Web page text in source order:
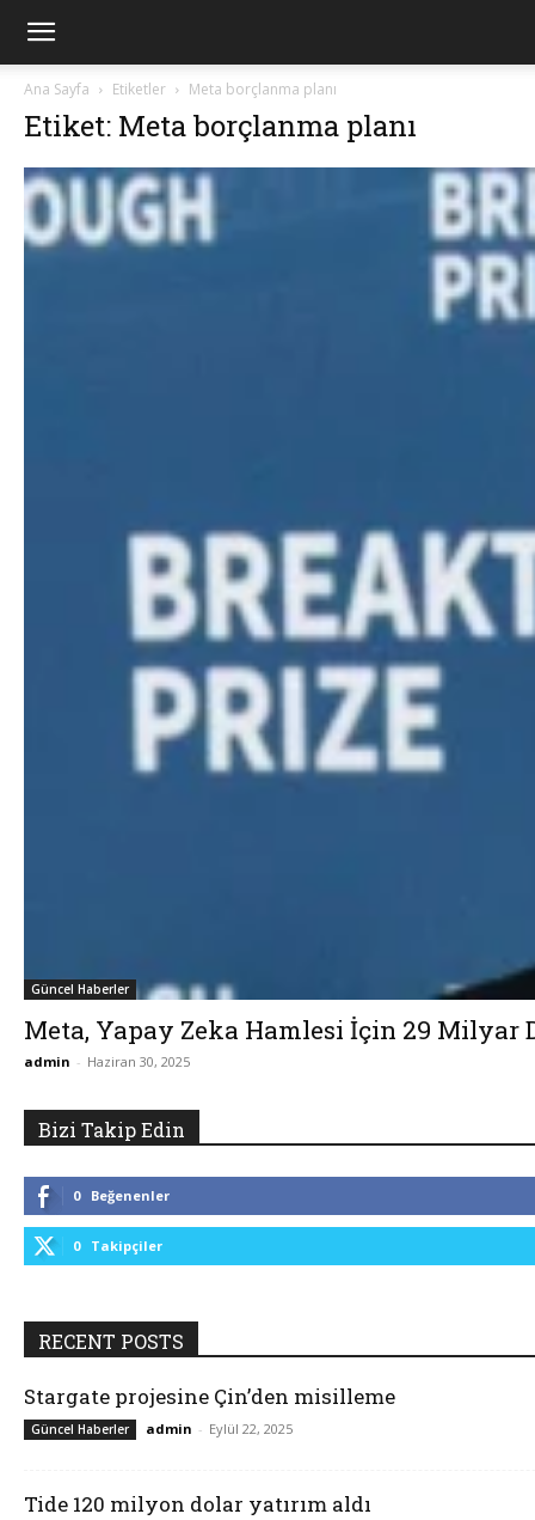
Ana Sayfa Etiketler Meta borçlanma planı
Etiket: Meta borçlanma planı
Güncel Haberler
Meta, Yapay Zeka Hamlesi İçin 29 Milyar
admin - Haziran 30, 2025
Bizi Takip Edin
0 Beğenenler
0 Takipçiler
RECENT POSTS
Stargate projesine Çin’den misilleme
Güncel Haberler admin - Eylül 22, 2025
Tide 120 milyon dolar yatırım aldı